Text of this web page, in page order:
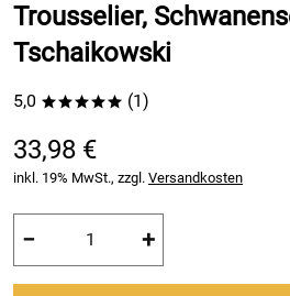
Trousselier,
Tschaikowski
5,0 ***** (1)
33,98 €
inkl. 19% MwSt., zzgl. Versandkosten
− +